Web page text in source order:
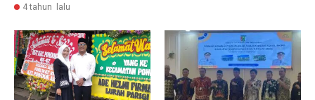
4 tahun lalu